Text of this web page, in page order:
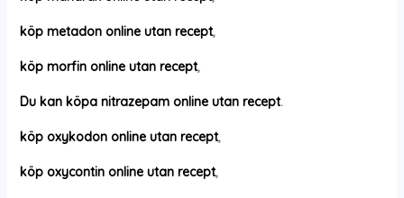
köp metadon online utan recept,
köp morfin online utan recept,
Du kan köpa nitrazepam online utan recept.
köp oxykodon online utan recept,
köp oxycontin online utan recept,